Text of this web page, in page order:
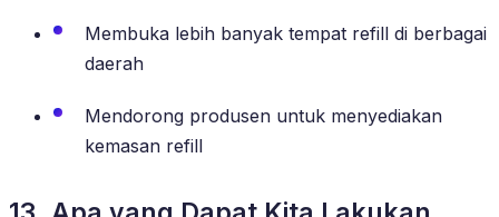
Membuka lebih banyak tempat refill di berbagai
daerah
Mendorong produsen untuk menyediakan
kemasan refill